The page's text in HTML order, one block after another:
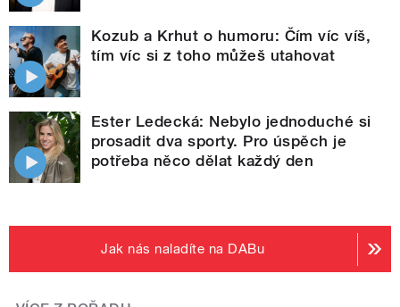
Kozub a Krhut o humoru: Čím víc víš,
tím víc si z toho můžeš utahovat
Ester Ledecká: Nebylo jednoduché si
prosadit dva sporty. Pro úspěch je
potřeba něco dělat každý den
Jak nás naladíte na DABu